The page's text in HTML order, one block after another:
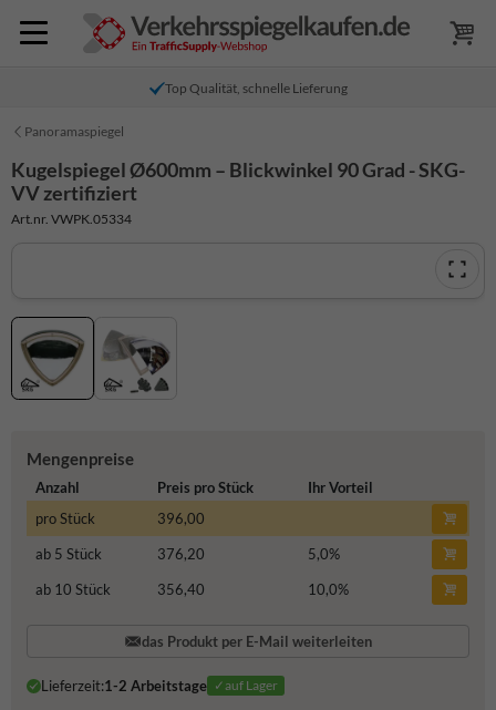
Top Qualität, schnelle Lieferung
Panoramaspiegel
Kugelspiegel Ø600mm – Blickwinkel 90 Grad - SKG-
VV zertifiziert
Art.nr. VWPK.05334
Mengenpreise
Anzahl Preis pro Stück
Ihr Vorteil
pro Stück
396,00
ab 5 Stück
376,20 5,0%
ab 10 Stück
356,40 10,0%
das Produkt per E-Mail weiterleiten
Lieferzeit:1-2 Arbeitstage ✓auf Lager